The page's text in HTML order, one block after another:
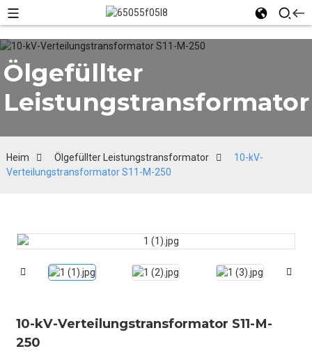
Ölgefüllter
Leistungstransformator
Heim Ölgefüllter Leistungstransformator
10-kV-
Verteilungstransformator S11-M-250
10-kV-Verteilungstransformator S11-M-
250